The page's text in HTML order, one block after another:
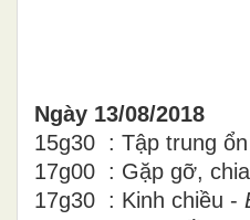
Ngày 13/08/2018
15g30 : Tập trung
17g00 : Gặp gỡ,
17g30 : Kinh chiều -